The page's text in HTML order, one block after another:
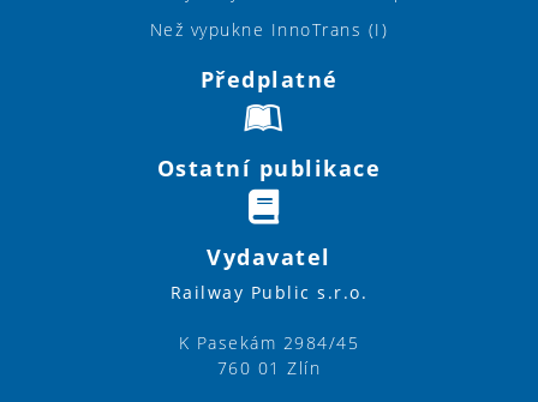
Než vypukne InnoTrans (I)
Předplatné
Ostatní publikace
Vydavatel
Railway Public s.r.o.
K Pasekám 2984/45
760 01 Zlín